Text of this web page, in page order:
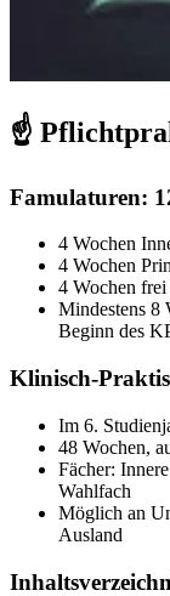
☝️
Famulaturen:
4 Wochen
4 Wochen
4 Wochen
Mindestens 8
Beginn des
Klinisch-
Im 6.
48 Wochen,
Fächer:
Wahlfach
Möglich an
Ausland